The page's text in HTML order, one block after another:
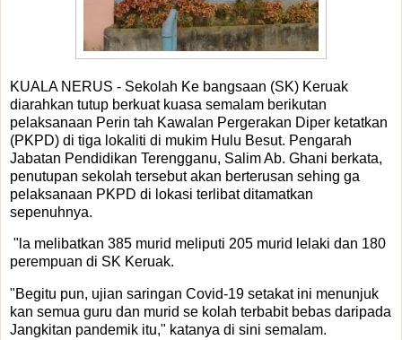
KUALA NERUS - Sekolah Ke bangsaan (SK) Keruak
diarahkan tutup berkuat kuasa semalam berikutan
pelaksanaan Perin tah Kawalan Pergerakan Diper ketatkan
(PKPD) di tiga lokaliti di mukim Hulu Besut. Pengarah
Jabatan Pendidikan Terengganu, Salim Ab. Ghani berkata,
penutupan sekolah tersebut akan berterusan sehing ga
pelaksanaan PKPD di lokasi terlibat ditamatkan
sepenuhnya.
"la melibatkan 385 murid meliputi 205 murid lelaki dan 180
perempuan di SK Keruak.
"Begitu pun, ujian saringan Covid-19 setakat ini menunjuk
kan semua guru dan murid se kolah terbabit bebas daripada
Jangkitan pandemik itu," katanya di sini semalam.